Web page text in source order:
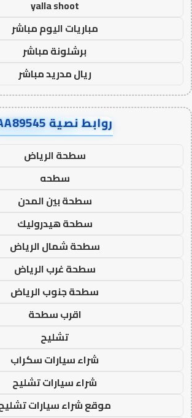
yalla shoot
مباريات اليوم مباشر
برشلونة مباشر
ريال مدريد مباشر
روابط نصية AA89545
سطحة الرياض
سطحه
سطحة بين المدن
سطحة هيدروليك
سطحة شمال الرياض
سطحة غرب الرياض
سطحة جنوب الرياض
اقرب سطحة
تشليح
شراء سيارات سكراب
شراء سيارات تشليح
موقع شراء سيارات